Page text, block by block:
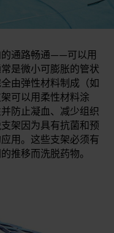
通路畅通——可以用
是微小可膨胀的管状
由弹性材料制成（如
可以用柔性材料涂
防止凝血、减少组织
架因为具有抗菌和预
用。这些支架必须有
推移而洗脱药物。